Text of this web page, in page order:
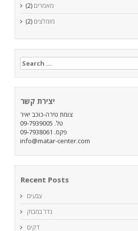
מאמרים (2)
מומלצים (2)
Search
for:
יצירת קשר
צומת טירה-כוכב יאיר
טל. 09-7939005
פקס. 09-7938061
info@matar-center.com
Recent Posts
צבעים
גדר במבוק
דקים